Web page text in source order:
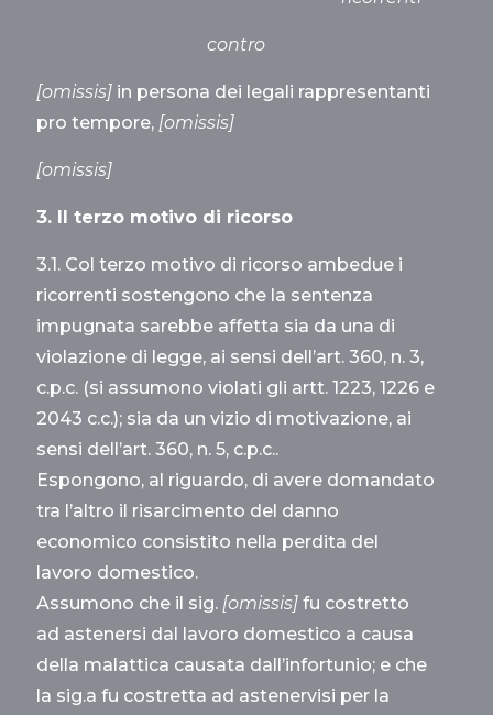
contro
[omissis] in persona dei legali rappresentanti
pro tempore, [omissis]
[omissis]
3. Il terzo motivo di ricorso
3.1. Col terzo motivo di ricorso ambedue i
ricorrenti sostengono che la sentenza
impugnata sarebbe affetta sia da una di
violazione di legge, ai sensi dell’art. 360, n. 3,
c.p.c. (si assumono violati gli artt. 1223, 1226 e
2043 c.c.); sia da un vizio di motivazione, ai
sensi dell’art. 360, n. 5, c.p.c..
Espongono, al riguardo, di avere domandato
tra l’altro il risarcimento del danno
economico consistito nella perdita del
lavoro domestico.
Assumono che il sig. [omissis] fu costretto
ad astenersi dal lavoro domestico a causa
della malattica causata dall’infortunio; e che
la sig.a fu costretta ad astenervisi per la